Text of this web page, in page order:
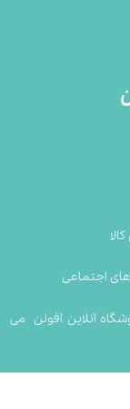
آنلاین آفولن می
اجتماعی